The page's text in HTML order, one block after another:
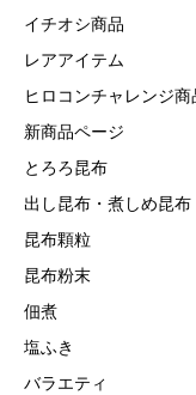
イチオシ商品
レアアイテム
ヒロコンチャレンジ商
新商品ページ
とろろ昆布
出し昆布・煮しめ昆布
昆布顆粒
昆布粉末
佃煮
塩ふき
バラエティ